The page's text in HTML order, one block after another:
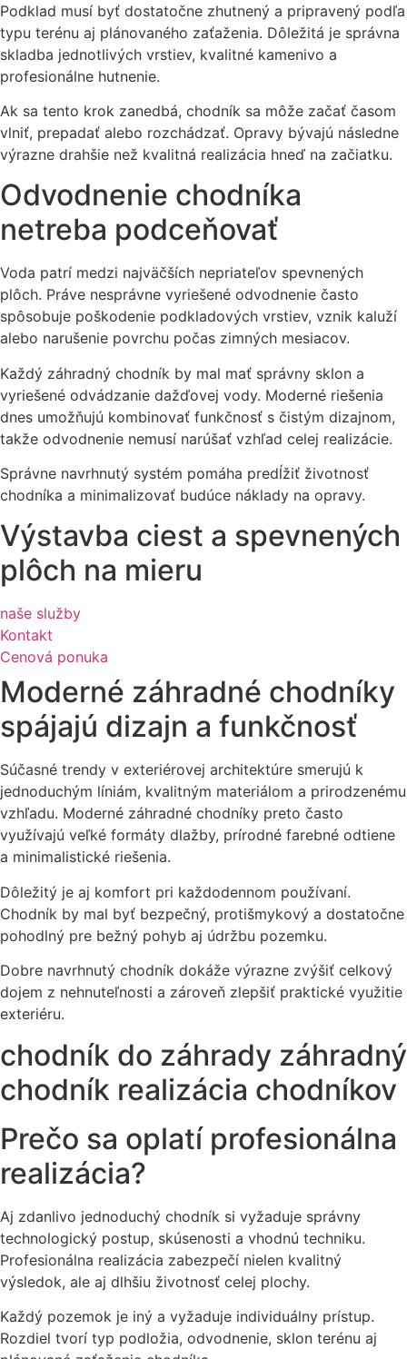
Podklad musí byť dostatočne zhutnený a pripravený podľa
typu terénu aj plánovaného zaťaženia. Dôležitá je správna
skladba jednotlivých vrstiev, kvalitné kamenivo a
profesionálne hutnenie.
Ak sa tento krok zanedbá, chodník sa môže začať časom
vlniť, prepadať alebo rozchádzať. Opravy bývajú následne
výrazne drahšie než kvalitná realizácia hneď na začiatku.
Odvodnenie chodníka
netreba podceňovať
Voda patrí medzi najväčších nepriateľov spevnených
plôch. Práve nesprávne vyriešené odvodnenie často
spôsobuje poškodenie podkladových vrstiev, vznik kaluží
alebo narušenie povrchu počas zimných mesiacov.
Každý záhradný chodník by mal mať správny sklon a
vyriešené odvádzanie dažďovej vody. Moderné riešenia
dnes umožňujú kombinovať funkčnosť s čistým dizajnom,
takže odvodnenie nemusí narúšať vzhľad celej realizácie.
Správne navrhnutý systém pomáha predĺžiť životnosť
chodníka a minimalizovať budúce náklady na opravy.
Výstavba ciest a spevnených
plôch na mieru
naše služby
Kontakt
Cenová ponuka
Moderné záhradné chodníky
spájajú dizajn a funkčnosť
Súčasné trendy v exteriérovej architektúre smerujú k
jednoduchým líniám, kvalitným materiálom a prirodzenému
vzhľadu. Moderné záhradné chodníky preto často
využívajú veľké formáty dlažby, prírodné farebné odtiene
a minimalistické riešenia.
Dôležitý je aj komfort pri každodennom používaní.
Chodník by mal byť bezpečný, protišmykový a dostatočne
pohodlný pre bežný pohyb aj údržbu pozemku.
Dobre navrhnutý chodník dokáže výrazne zvýšiť celkový
dojem z nehnuteľnosti a zároveň zlepšiť praktické využitie
exteriéru.
chodník do záhrady záhradný
chodník realizácia chodníkov
Prečo sa oplatí profesionálna
realizácia?
Aj zdanlivo jednoduchý chodník si vyžaduje správny
technologický postup, skúsenosti a vhodnú techniku.
Profesionálna realizácia zabezpečí nielen kvalitný
výsledok, ale aj dlhšiu životnosť celej plochy.
Každý pozemok je iný a vyžaduje individuálny prístup.
Rozdiel tvorí typ podložia, odvodnenie, sklon terénu aj